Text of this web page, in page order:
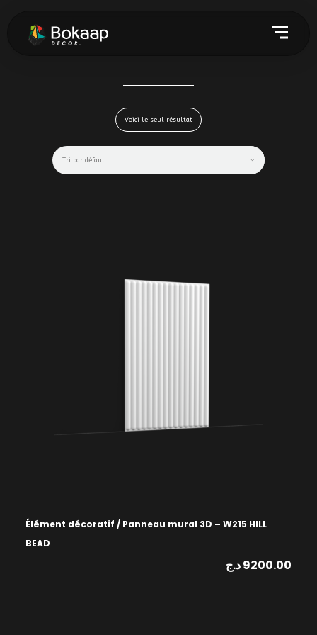
Voici le seul résultat
Élément décoratif / Panneau mural 3D – W215 HILL
BEAD
9200.00د.ج